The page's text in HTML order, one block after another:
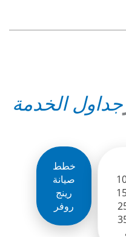
جداول الخدمة
خطط
صيانة
رينج
روفر
10
15
25
35